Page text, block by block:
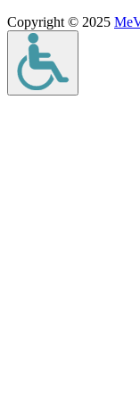
Copyright © 2025